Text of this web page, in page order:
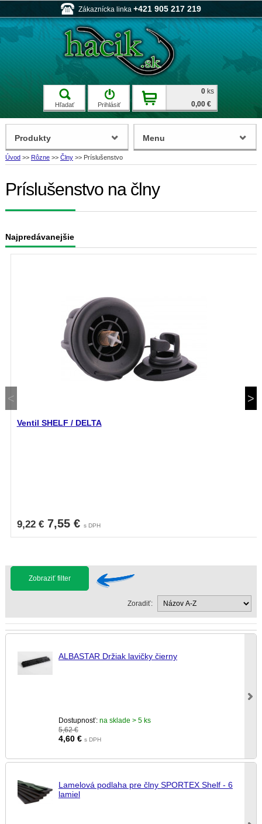
Zákaznícka linka +421 905 217 219
Hľadať Prihlásiť
0 ks
0,00 €
Úvod >> Rôzne >> Člny >> Príslušenstvo
Príslušenstvo na člny
Najpredávanejšie
Ventil SHELF / DELTA
9,22 € 7,55 € s DPH
Zobraziť filter
Zoradiť:
ALBASTAR Držiak lavičky čierny
Dostupnosť:na sklade > 5 ks
5,62 €
4,60 € s DPH
Lamelová podlaha pre člny SPORTEX Shelf - 6
lamiel
Produkty Menu